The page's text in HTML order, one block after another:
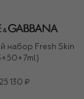
набор Fresh Skin
25 130 ₽